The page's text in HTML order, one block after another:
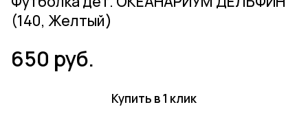
(140, Желтый)
650 руб.
Купить в 1 клик